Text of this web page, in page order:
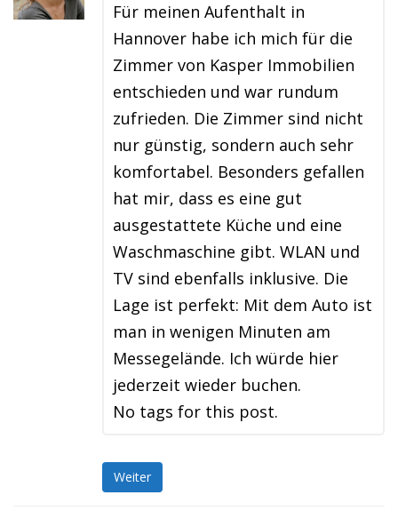
Für meinen Aufenthalt in
Hannover habe ich mich für die
Zimmer von Kasper Immobilien
entschieden und war rundum
zufrieden. Die Zimmer sind nicht
nur günstig, sondern auch sehr
komfortabel. Besonders gefallen
hat mir, dass es eine gut
ausgestattete Küche und eine
Waschmaschine gibt. WLAN und
TV sind ebenfalls inklusive. Die
Lage ist perfekt: Mit dem Auto ist
man in wenigen Minuten am
Messegelände. Ich würde hier
jederzeit wieder buchen.
No tags for this post.
Weiter